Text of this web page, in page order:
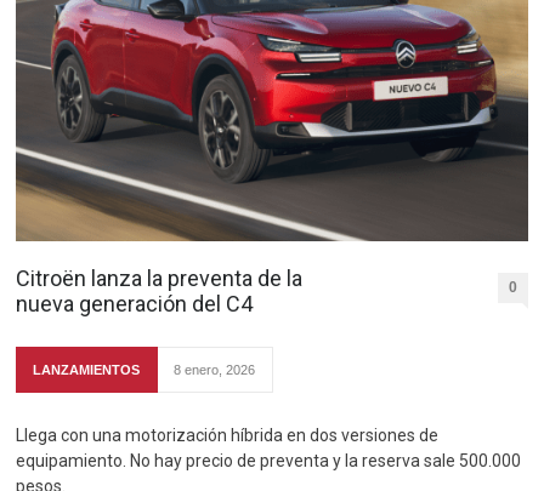
Citroën lanza la preventa de la
nueva generación del C4
0
LANZAMIENTOS 8 enero, 2026
Llega con una motorización híbrida en dos versiones de
equipamiento. No hay precio de preventa y la reserva sale 500.000
pesos.